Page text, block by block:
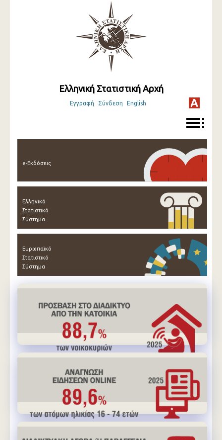
Ελληνική Στατιστική Αρχή
Εγγραφή Σύνδεση English
e-Εκδόσεις
Ελληνικό
Στατιστικό
Σύστημα
Ευρωπαϊκό
Στατιστικό
Σύστημα